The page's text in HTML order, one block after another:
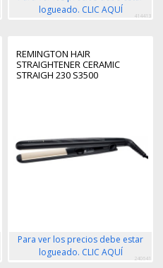
logueado. CLIC AQUÍ
414413
REMINGTON HAIR
STRAIGHTENER CERAMIC
STRAIGH 230 S3500
Para ver los precios debe estar
logueado. CLIC AQUÍ
240641